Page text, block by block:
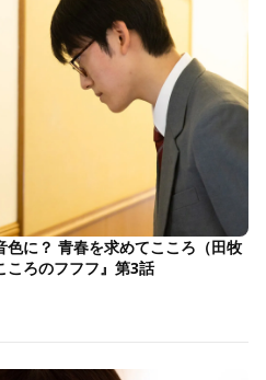
に？ 青春を求めてこころ（田牧
ころのフフフ』第3話